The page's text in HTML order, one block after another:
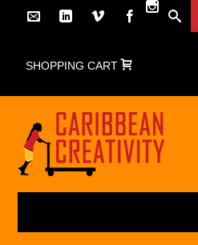
SHOPPING CART